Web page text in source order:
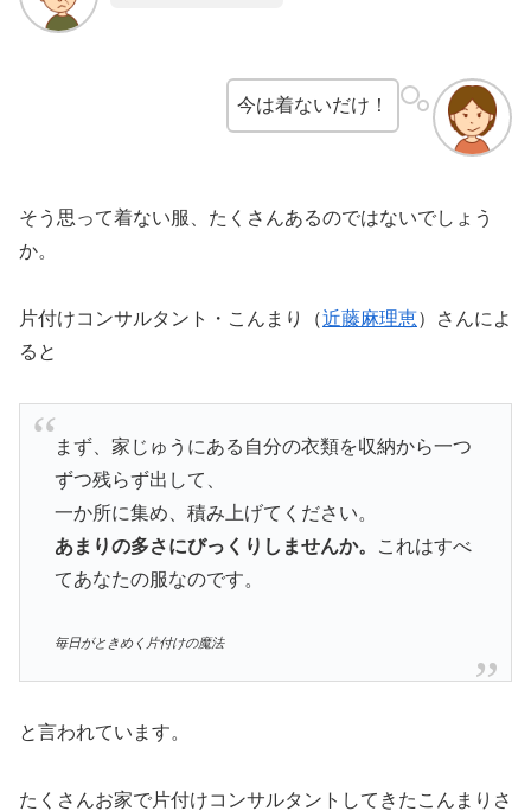
今は着ないだけ！
そう思って着ない服、たくさんあるのではないでしょう
か。
片付けコンサルタント・こんまり（近藤麻理恵）さんによ
ると
まず、家じゅうにある自分の衣類を収納から一つ
ずつ残らず出して、
一か所に集め、積み上げてください。
あまりの多さにびっくりしませんか。
これはすべ
てあなたの服なのです。
毎日がときめく片付けの魔法
と言われています。
たくさんお家で片付けコンサルタントしてきたこんまりさ